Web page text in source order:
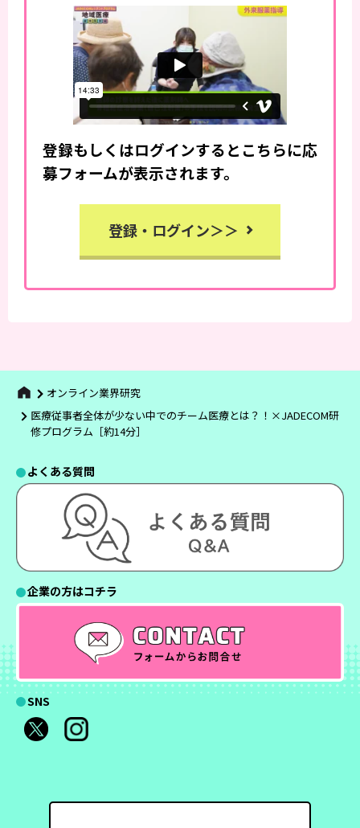
登録もしくはログインするとこちらに応
募フォームが表示されます。
登録・ログイン＞＞
オンライン業界研究
医療従事者全体が少ない中でのチーム医療とは？！×JADECOM研
修プログラム［約14分］
よくある質問
企業の方はコチラ
SNS